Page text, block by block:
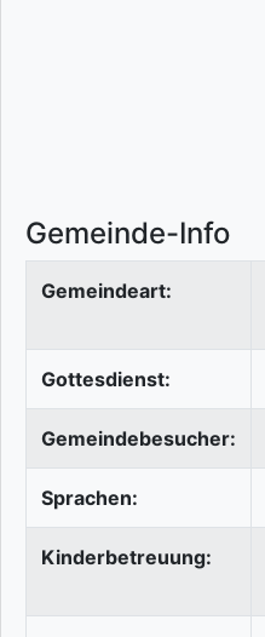
Gemeinde-Info
Gemeindeart:
Gottesdienst:
Gemeindebesucher:
Sprachen:
Kinderbetreuung: